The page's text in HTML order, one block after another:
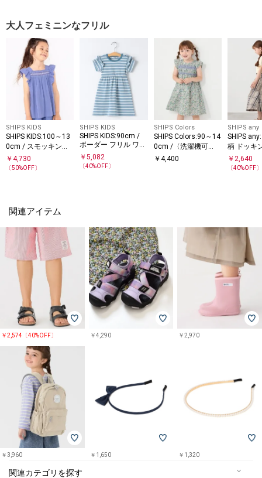
大人フェミニンなフリル
SHIPS KIDS
SHIPS KIDS:100～13
0cm / スモッキング
フリル ブラウス
￥ 4,730
〔50%OFF〕
SHIPS KIDS
SHIPS KIDS:90cm /
ボーダー フリル ワン
ピース
￥5,082
〔40%OFF〕
SHIPS Colors
SHIPS Colors:90～14
0cm /〈洗濯機可
能〉スモッキング フ
￥ 4,400
SHIPS any
SHIPS
柄 ドッキ
ース
￥ 2,640
〔40%OFF〕
関連アイテム
￥2,574〔40%OFF〕 ￥4,290 ￥2,970
￥3,960 ￥1,650 ￥1,320
関連カテゴリを探す